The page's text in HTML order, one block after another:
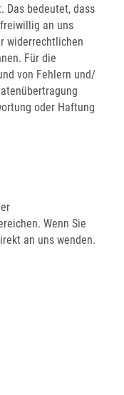
Das bedeutet, dass
an uns
widerrechtlichen
Für die
von Fehlern und/
oder Haftung
Wenn Sie
an uns wenden.